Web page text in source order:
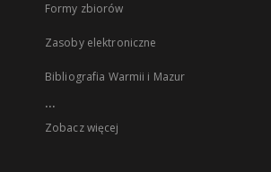
Formy zbiorów
Zasoby elektroniczne
Bibliografia Warmii i Mazur
...
Zobacz więcej